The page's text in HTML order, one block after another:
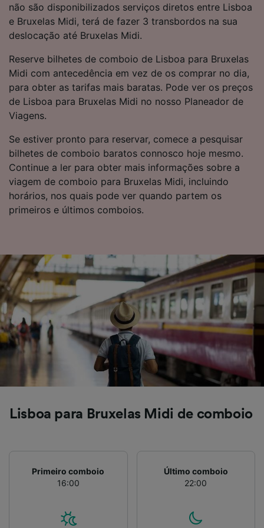
não são disponibilizados serviços diretos entre Lisboa
e Bruxelas Midi, terá de fazer 3 transbordos na sua
deslocação até Bruxelas Midi.
Reserve bilhetes de comboio de Lisboa para Bruxelas
Midi com antecedência em vez de os comprar no dia,
para obter as tarifas mais baratas. Pode ver os preços
de Lisboa para Bruxelas Midi no nosso Planeador de
Viagens.
Se estiver pronto para reservar, comece a pesquisar
bilhetes de comboio baratos connosco hoje mesmo.
Continue a ler para obter mais informações sobre a
viagem de comboio para Bruxelas Midi, incluindo
horários, nos quais pode ver quando partem os
primeiros e últimos comboios.
Lisboa para Bruxelas Midi de comboio
Primeiro comboio
16:00
Último comboio
22:00
não serão utilizados para fins de rastreamento
se você tiver pedido para não ser rastreado.
dados para fornecer:
Usar dados exatos de geolocalização.
Verificar ativamente as características do
dispositivo para identificação. Armazenar e/ou
acessar informações em um dispositivo.
Publicidade e conteúdo personalizados,
de público e desenvolvimento de serviços..
Lista de parceiros (fornecedores)